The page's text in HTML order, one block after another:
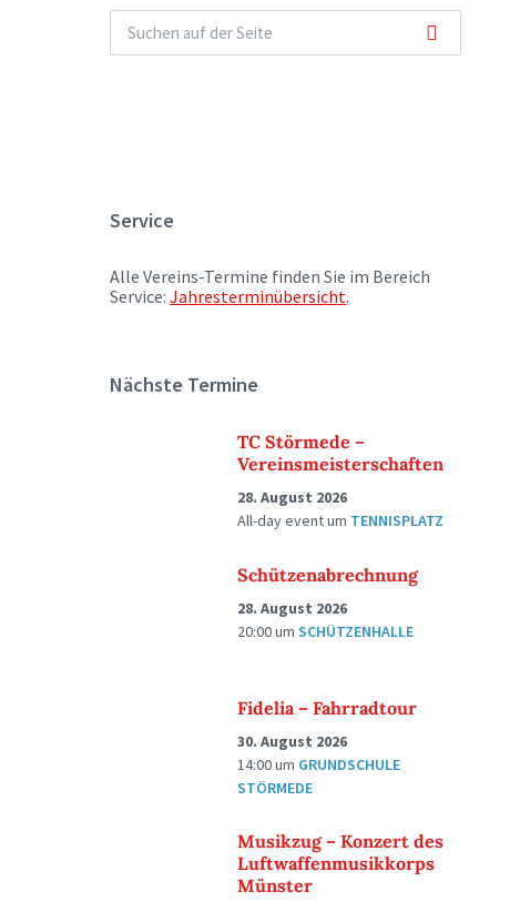
Service
Alle Vereins-Termine finden Sie im Bereich
Service:Jahresterminübersicht.
Nächste Termine
TC Störmede –
Vereinsmeisterschaften
28. August 2026
All-day eventum TENNISPLATZ
Schützenabrechnung
28. August 2026
20:00umSCHÜTZENHALLE
Fidelia – Fahrradtour
30. August 2026
14:00um GRUNDSCHULE
STÖRMEDE
Musikzug – Konzert des
Luftwaffenmusikkorps
Münster